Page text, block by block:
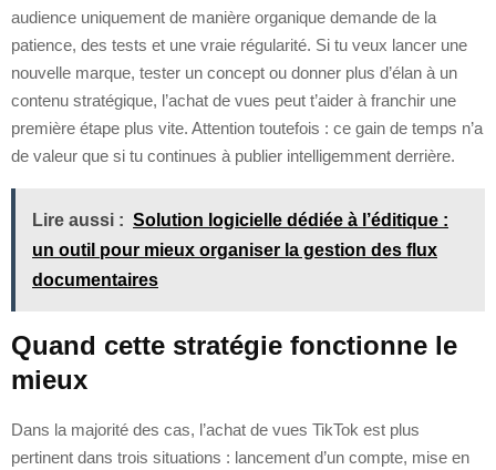
audience uniquement de manière organique demande de la
patience, des tests et une vraie régularité. Si tu veux lancer une
nouvelle marque, tester un concept ou donner plus d’élan à un
contenu stratégique, l’achat de vues peut t’aider à franchir une
première étape plus vite. Attention toutefois : ce gain de temps n’a
de valeur que si tu continues à publier intelligemment derrière.
Lire aussi : Solution logicielle dédiée à l’éditique :
un outil pour mieux organiser la gestion des flux
documentaires
Quand cette stratégie fonctionne le
mieux
Dans la majorité des cas, l’achat de vues TikTok est plus
pertinent dans trois situations : lancement d’un compte, mise en